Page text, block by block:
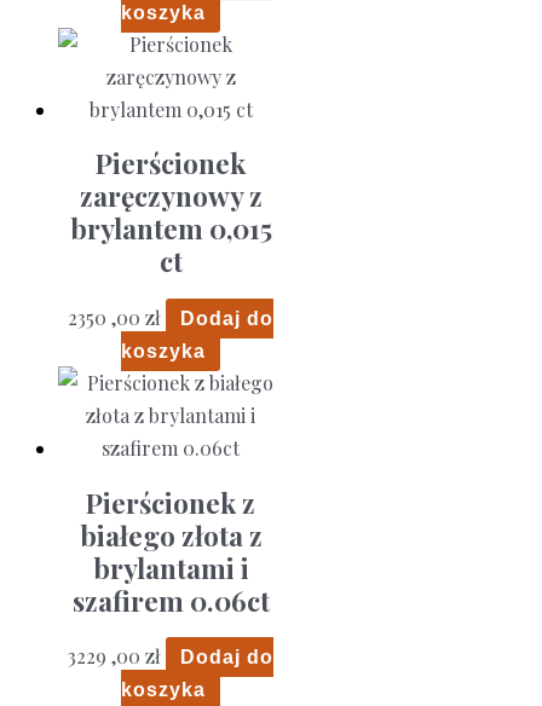
koszyka
Pierścionek
zaręczynowy z
brylantem 0,015
ct
2350 ,00 zł
Dodaj do
koszyka
Pierścionek z
białego złota z
brylantami i
szafirem 0.06ct
3229 ,00 zł
Dodaj do
koszyka